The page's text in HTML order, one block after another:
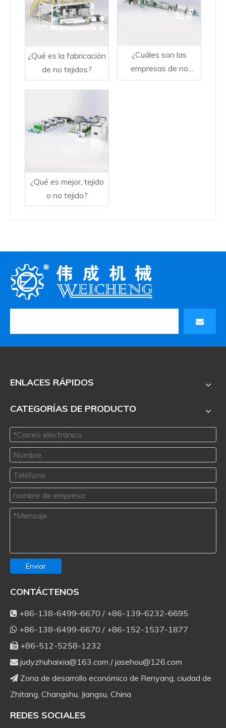
¿Qué es la fabricación
de no tejidos?
¿Cuáles son las
empresas de no
tejidos más grandes?
¿Qué es mejor, tejido
o no tejido?
ENLACES RÁPIDOS
CATEGORÍAS DE PRODUCTO
Enviar
CONTÁCTENOS
 +86-138-6499-6670 / +86-139-6232-6695
 +86-138-6499-6670 / +86-152-1537-1877
 +86-512-5258-1232
 judyzhuhaixia@163.com / jasehou@126.com
 Zona de desarrollo económico de Renyang, ciudad de
Zhitang, Changshu, Jiangsu, China
REDES SOCIALES